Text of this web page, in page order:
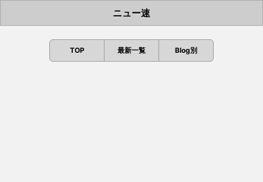
ニュー速
TOP 最新一覧 Blog別